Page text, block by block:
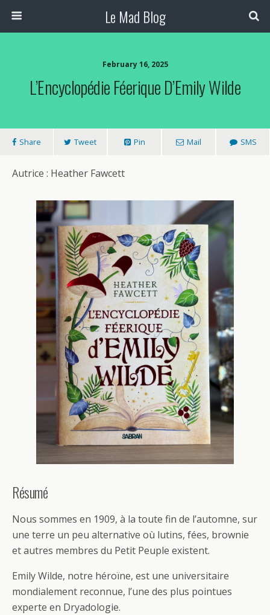
Le Mad Blog
February 16, 2025
L’Encyclopédie Féerique D’Emily Wilde
Share Tweet Pin Mail SMS
Autrice : Heather Fawcett
Résumé
Nous sommes en 1909, à la toute fin de l’automne, sur
une terre un peu alternative où lutins, fées, brownie
et autres membres du Petit Peuple existent.
Emily Wilde, notre héroïne, est une universitaire
mondialement reconnue, l’une des plus pointues
experte en Dryadologie.